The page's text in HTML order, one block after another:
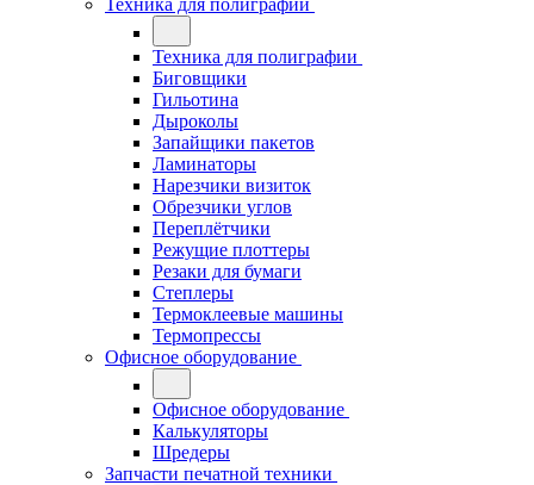
Техника для полиграфии
Техника для полиграфии
Биговщики
Гильотина
Дыроколы
Запайщики пакетов
Ламинаторы
Нарезчики визиток
Обрезчики углов
Переплётчики
Режущие плоттеры
Резаки для бумаги
Степлеры
Термоклеевые машины
Термопрессы
Офисное оборудование
Офисное оборудование
Калькуляторы
Шредеры
Запчасти печатной техники